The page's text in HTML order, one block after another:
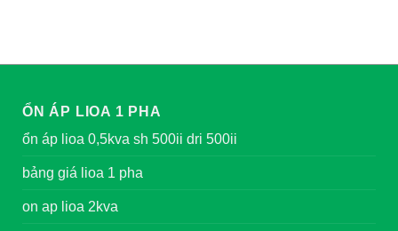
ỔN ÁP LIOA 1 PHA
ổn áp lioa 0,5kva sh 500ii dri 500ii
bảng giá lioa 1 pha
on ap lioa 2kva